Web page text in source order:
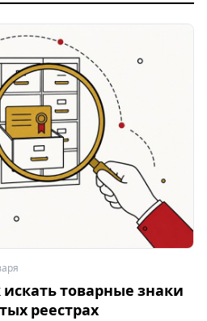
товарные знаки
реестрах